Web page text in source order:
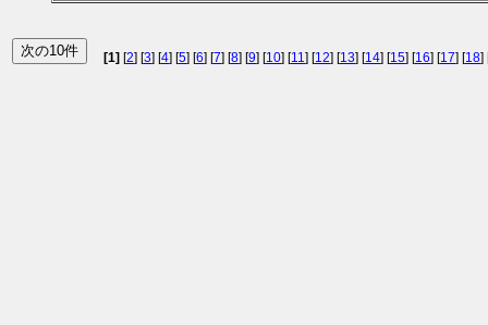
[1] [2] [3] [4] [5] [6] [7] [8] [9] [10] [11] [12] [13] [14] [15] [16] [17] [18]